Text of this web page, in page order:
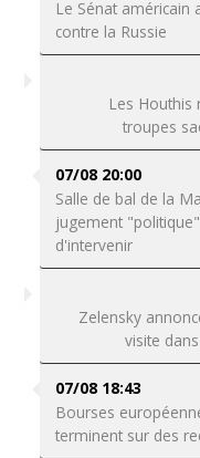
Le Sénat américain
contre la Russie
Les Houthis
troupes
07/08 20:00
Salle de bal de la
jugement
d'intervenir
Zelensky
visite
07/08 18:43
Bourses
terminent sur des